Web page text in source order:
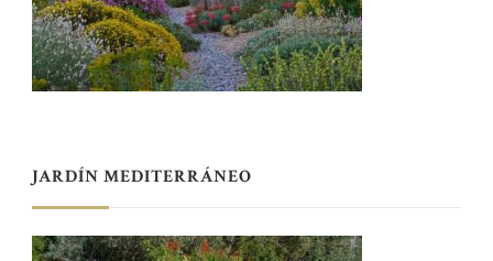
JARDÍN MEDITERRÁNEO